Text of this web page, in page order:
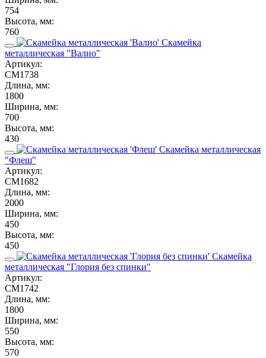
754
Высота, мм:
760
Скамейка
металлическая "Валио"
Артикул:
СМ1738
Длина, мм:
1800
Ширина, мм:
700
Высота, мм:
430
Скамейка металлическая
"Флеш"
Артикул:
СМ1682
Длина, мм:
2000
Ширина, мм:
450
Высота, мм:
450
Скамейка
металлическая "Глория без спинки"
Артикул:
СМ1742
Длина, мм:
1800
Ширина, мм:
550
Высота, мм:
570